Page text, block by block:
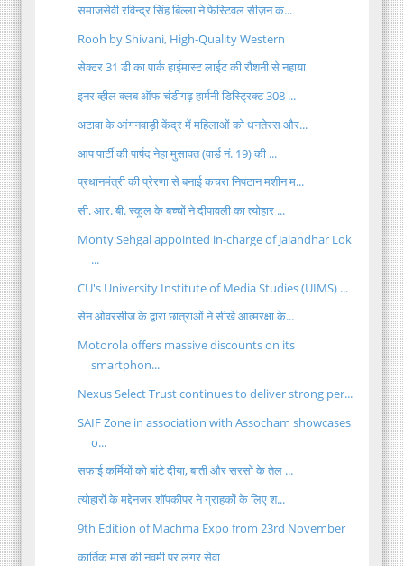
समाजसेवी रविन्द्र सिंह बिल्ला ने फेस्टिवल सीज़न क...
Rooh by Shivani, High-Quality Western
सेक्टर 31 डी का पार्क हाईमास्ट लाईट की रौशनी से नहाया
इनर व्हील क्लब ऑफ चंडीगढ़ हार्मनी डिस्ट्रिक्ट 308 ...
अटावा के आंगनवाड़ी केंद्र में महिलाओं को धनतेरस और...
आप पार्टी की पार्षद नेहा मुसावत (वार्ड नं. 19) की ...
प्रधानमंत्री की प्रेरणा से बनाई कचरा निपटान मशीन म...
सी. आर. बी. स्कूल के बच्चों ने दीपावली का त्योहार ...
Monty Sehgal appointed in-charge of Jalandhar Lok
...
CU's University Institute of Media Studies (UIMS) ...
सेन ओवरसीज के द्वारा छात्राओं ने सीखे आत्मरक्षा के...
Motorola offers massive discounts on its
smartphon...
Nexus Select Trust continues to deliver strong per...
SAIF Zone in association with Assocham showcases
o...
सफाई कर्मियों को बांटे दीया, बाती और सरसों के तेल ...
त्योहारों के मद्देनजर शॉपकीपर ने ग्राहकों के लिए श...
9th Edition of Machma Expo from 23rd November
कार्तिक मास की नवमी पर लंगर सेवा